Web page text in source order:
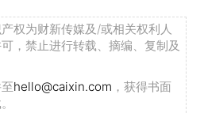
权为财新传媒及/或相关权利人
，禁止进行转载、摘编、复制及
hello@caixin.com ，获得书面